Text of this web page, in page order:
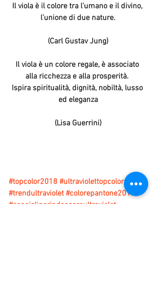
Il viola è il colore tra l’umano e il divino,
l’unione di due nature.
(Carl Gustav Jung)
Il viola è un colore regale, è associato
alla ricchezza e alla prosperità.
Ispira spiritualità, dignità, nobiltà, lusso
ed eleganza
(Lisa Guerrini)
#topcolor2018 #ultraviolettopcolor
#trendultraviolet #colorepantone2018
#consigliperindossareultraviolet